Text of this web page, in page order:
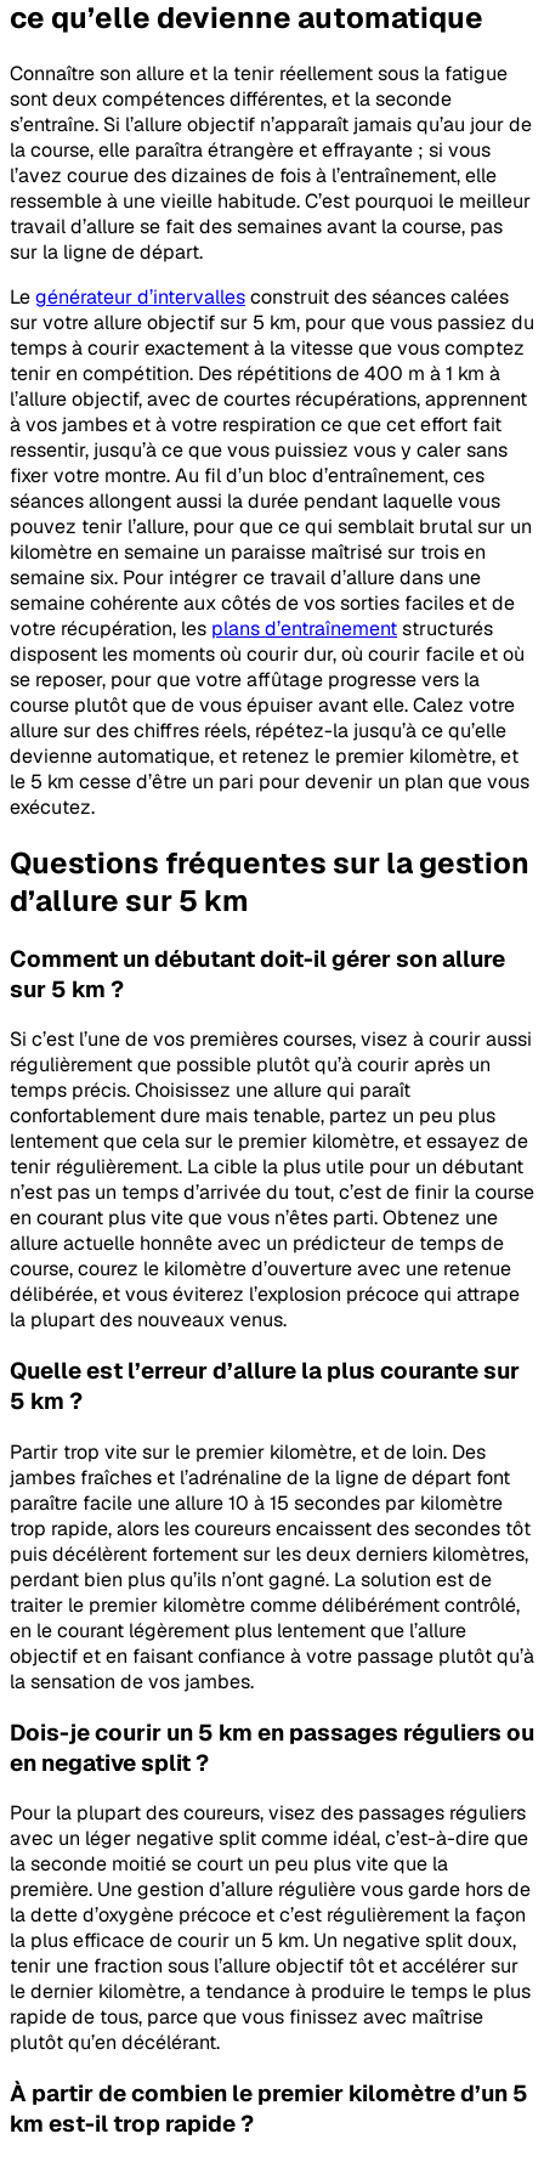
ce qu’elle devienne automatique
Connaître son allure et la tenir réellement sous la fatigue
sont deux compétences différentes, et la seconde
s’entraîne. Si l’allure objectif n’apparaît jamais qu’au jour de
la course, elle paraîtra étrangère et effrayante ; si vous
l’avez courue des dizaines de fois à l’entraînement, elle
ressemble à une vieille habitude. C’est pourquoi le meilleur
travail d’allure se fait des semaines avant la course, pas
sur la ligne de départ.
Legénérateur d’intervallesconstruit des séances calées
sur votre allure objectif sur 5 km, pour que vous passiez du
temps à courir exactement à la vitesse que vous comptez
tenir en compétition. Des répétitions de 400 m à 1 km à
l’allure objectif, avec de courtes récupérations, apprennent
à vos jambes et à votre respiration ce que cet effort fait
ressentir, jusqu’à ce que vous puissiez vous y caler sans
fixer votre montre. Au fil d’un bloc d’entraînement, ces
séances allongent aussi la durée pendant laquelle vous
pouvez tenir l’allure, pour que ce qui semblait brutal sur un
kilomètre en semaine un paraisse maîtrisé sur trois en
semaine six. Pour intégrer ce travail d’allure dans une
semaine cohérente aux côtés de vos sorties faciles et de
votre récupération, les plans d’entraînementstructurés
disposent les moments où courir dur, où courir facile et où
se reposer, pour que votre affûtage progresse vers la
course plutôt que de vous épuiser avant elle. Calez votre
allure sur des chiffres réels, répétez-la jusqu’à ce qu’elle
devienne automatique, et retenez le premier kilomètre, et
le 5 km cesse d’être un pari pour devenir un plan que vous
exécutez.
Questions fréquentes sur la gestion
d’allure sur 5 km
Comment un débutant doit-il gérer son allure
sur 5 km ?
Si c’est l’une de vos premières courses, visez à courir aussi
régulièrement que possible plutôt qu’à courir après un
temps précis. Choisissez une allure qui paraît
confortablement dure mais tenable, partez un peu plus
lentement que cela sur le premier kilomètre, et essayez de
tenir régulièrement. La cible la plus utile pour un débutant
n’est pas un temps d’arrivée du tout, c’est de finir la course
en courant plus vite que vous n’êtes parti. Obtenez une
allure actuelle honnête avec un prédicteur de temps de
course, courez le kilomètre d’ouverture avec une retenue
délibérée, et vous éviterez l’explosion précoce qui attrape
la plupart des nouveaux venus.
Quelle est l’erreur d’allure la plus courante sur
5 km ?
Partir trop vite sur le premier kilomètre, et de loin. Des
jambes fraîches et l’adrénaline de la ligne de départ font
paraître facile une allure 10 à 15 secondes par kilomètre
trop rapide, alors les coureurs encaissent des secondes tôt
puis décélèrent fortement sur les deux derniers kilomètres,
perdant bien plus qu’ils n’ont gagné. La solution est de
traiter le premier kilomètre comme délibérément contrôlé,
en le courant légèrement plus lentement que l’allure
objectif et en faisant confiance à votre passage plutôt qu’à
la sensation de vos jambes.
Dois-je courir un 5 km en passages réguliers ou
en negative split ?
Pour la plupart des coureurs, visez des passages réguliers
avec un léger negative split comme idéal, c’est-à-dire que
la seconde moitié se court un peu plus vite que la
première. Une gestion d’allure régulière vous garde hors de
la dette d’oxygène précoce et c’est régulièrement la façon
la plus efficace de courir un 5 km. Un negative split doux,
tenir une fraction sous l’allure objectif tôt et accélérer sur
le dernier kilomètre, a tendance à produire le temps le plus
rapide de tous, parce que vous finissez avec maîtrise
plutôt qu’en décélérant.
À partir de combien le premier kilomètre d’un 5
km est-il trop rapide ?